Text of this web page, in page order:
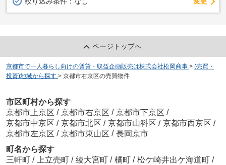
ページトップへ
京都市で一人暮らし向けの賃貸・収益企画販売は株式会社松岡商事 > (売買・
投資)地域から探す > 京都市右京区の売買物件
市区町村から探す
京都市上京区 / 京都市右京区 / 京都市下京区 /
京都市中京区 / 京都市北区 / 京都市山科区 / 京都市西京区 /
京都市左京区 / 京都市東山区 / 長岡京市
町名から探す
三軒町 / 上立売町 / 綾大宮町 / 橘町 / 松ケ崎井出ケ海道町 /